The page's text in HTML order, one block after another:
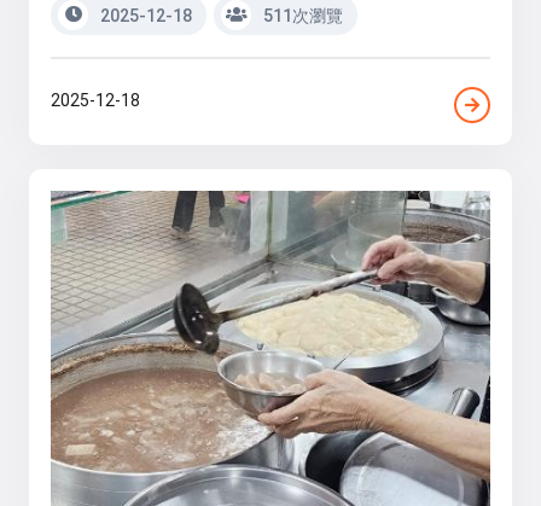
2025-12-18 511次瀏覽
2025-12-18